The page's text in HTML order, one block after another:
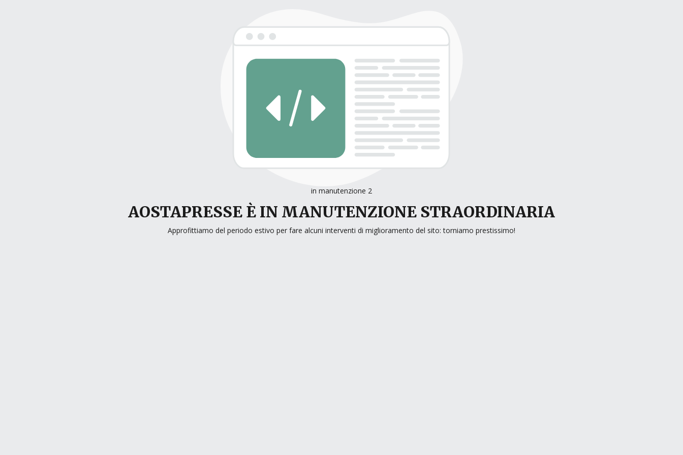
in manutenzione 2
AOSTAPRESSE È IN MANUTENZIONE STRAORDINARIA
Approfittiamo del periodo estivo per fare alcuni interventi di miglioramento del sito: torniamo prestissimo!